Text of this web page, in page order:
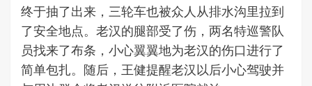
终于抽了出来，三轮车也被众人从排水沟里拉到
了安全地点。老汉的腿部受了伤，两名特巡警队
员找来了布条，小心翼翼地为老汉的伤口进行了
简单包扎。随后，王健提醒老汉以后小心驾驶并